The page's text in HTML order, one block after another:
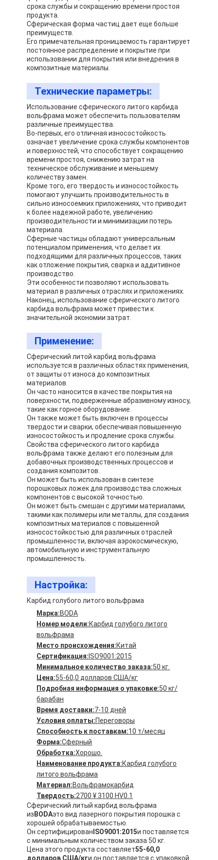
Металлический порошок вольфрама
Лепешка цементированного карбида
Порошок карбида металла
Присадочные прутки
Порошок для лазерного покрытия
Керамический порошок окиси
Порошок сплава никеля низкопробный
срока службы и сокращению времени простоя
продукта.
Сферическая форма частиц дает еще больше
преимуществ.
Его примечательная проницаемость гарантирует
постоянное распределение и покрытие при
использовании для покрытия или внедрения в
композитные материалы.
Технические параметры:
Использование сферического литого карбида
вольфрама может обеспечить пользователям
различные преимущества.
Во-первых, его отличная износостойкость
означает увеличение срока службы компонентов
и поверхностей, что способствует сокращению
времени простоя, снижению затрат на
техническое обслуживание и меньшему
количеству замен.
Кроме того, его твердость и износостойкость
помогают улучшить производительность в
сильно износоемких приложениях, что приводит
к более надежной работе, увеличению
производительности и минимизации потерь
материала.
Сферные частицы обладают универсальным
потенциалом применения, что делает их
подходящими для различных процессов, таких
как отложение покрытия, сварка и аддитивное
производство.
Эти особенности позволяют использовать
материал в различных отраслях и приложениях.
Наконец, использование сферического литого
карбида вольфрама может привести к
значительной экономии затрат.
Применение:
Сферический литой карбид вольфрама
используется в различных областях применения,
от защиты от износа до композитных
материалов.
Он часто наносится в качестве покрытия на
поверхности, подверженные абразивному износу,
такие как горное оборудование.
Он также может быть включен в процессы
твердости и сварки, обеспечивая повышенную
износостойкость и продление срока службы.
Свойства сферического литого карбида
вольфрама также делают его полезным для
добавочных производственных процессов и
создания композитов.
Он может быть использован в синтезе
порошковых ложек для производства сложных
компонентов с высокой точностью.
Он может быть смешан с другими материалами,
такими как полимеры или металлы, для создания
композитных материалов с повышенной
износостойкостью для различных отраслей
промышленности, включая аэрокосмическую,
автомобильную и инструментальную
промышленность.
Настройка:
Карбид голубого литого вольфрама
Марка:BODA
Номер модели:Карбид голубого литого
вольфрама
Место происхождения:Китай
Сертификация: ISO9001:2015
Минимальное количество заказа:50 кг.
Цена:55-60,0 долларов США/кг
Подробная информация о упаковке:50 кг/
барабан
Время доставки:7-10 дней
Условия оплаты:Переговоры
Способность к поставкам:10 т/месяц
Форма:Сферный
Обработка:Хорошо.
Наименование продукта:Карбид голубого
литого вольфрама
Материал:Вольфрамокарбид
Твердость:2700 ¥ 3100 HV0.1
Сферический литый карбид вольфрама
из BODAэто вид лазерного покрытия порошка с
хорошей обрабатываемостью.
Он сертифицирован ISO9001:2015и поставляется
с минимальным количеством заказа 50 кг.
Цена этого продукта составляет55-60,0
долларов США/кги он поставляется с упаковкой